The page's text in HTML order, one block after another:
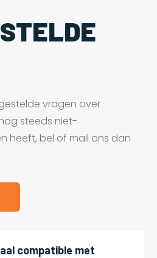
vragen over
steeds niet-
heeft, bel of mail ons dan
compatible met